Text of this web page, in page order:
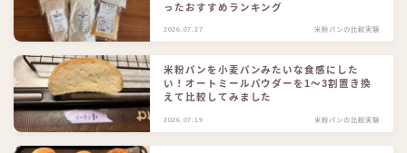
ったおすすめランキング
2026.07.27 米粉パンの比較実験
米粉パンを小麦パンみたいな食感にした
い！オートミールパウダーを1〜3割置き換
えて比較してみました
2026.07.19 米粉パンの比較実験